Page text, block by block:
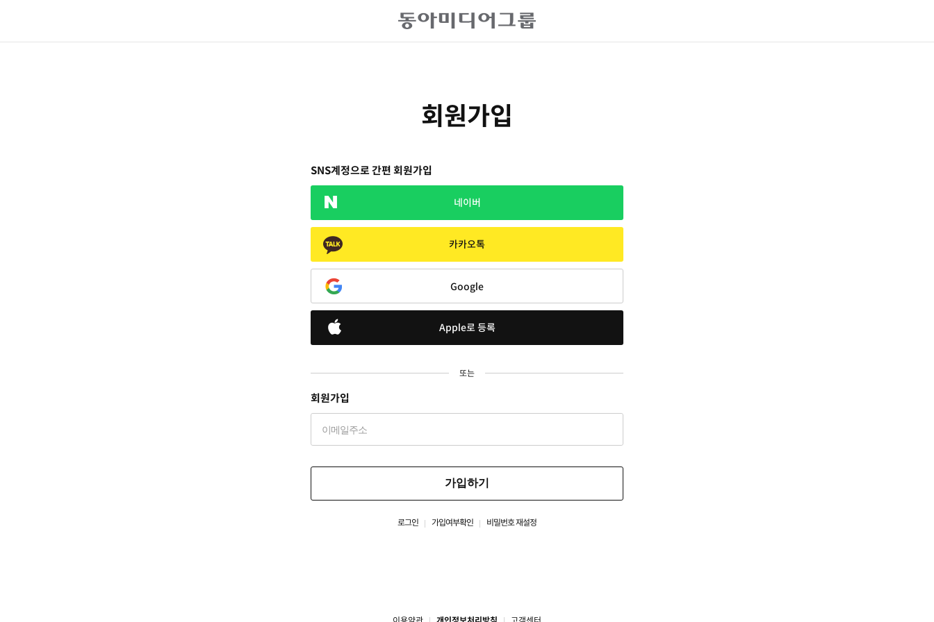
회원가입
SNS계정으로 간편 회원가입
네이버
카카오톡
Google
Apple로 등록
또는
회원가입
가입하기
로그인 가입여부확인 비밀번호 재설정